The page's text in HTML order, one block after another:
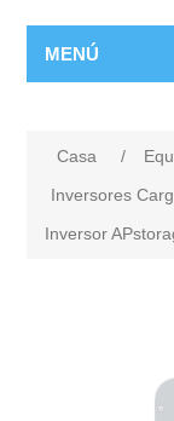
MENÚ
Casa /
Inversores
Inversor